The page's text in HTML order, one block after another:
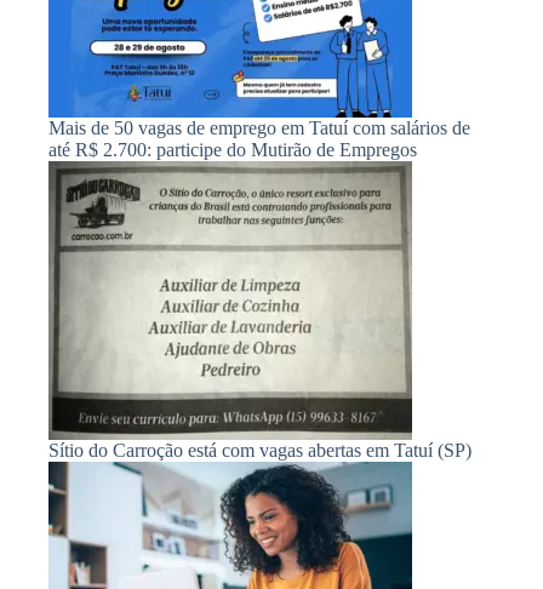
Mais de 50 vagas de emprego em Tatuí com salários de
até R$ 2.700: participe do Mutirão de Empregos
Sítio do Carroção está com vagas abertas em Tatuí (SP)